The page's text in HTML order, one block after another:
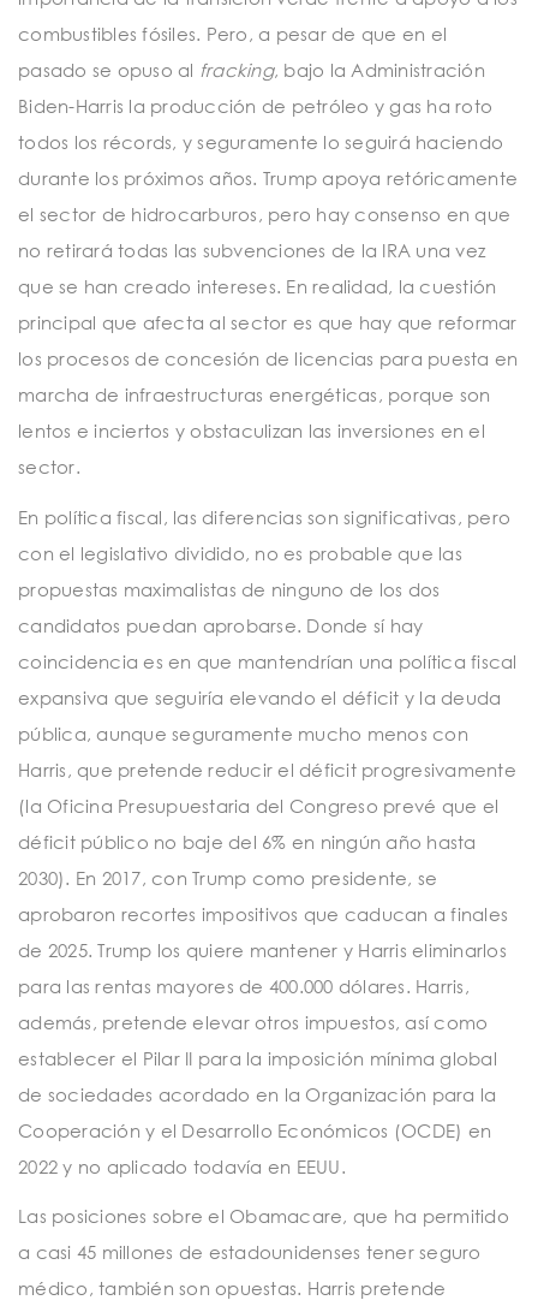
combustibles fósiles. Pero, a pesar de que en el
pasado se opuso al fracking, bajo la Administración
Biden-Harris la producción de petróleo y gas ha roto
todos los récords, y seguramente lo seguirá haciendo
durante los próximos años. Trump apoya retóricamente
el sector de hidrocarburos, pero hay consenso en que
no retirará todas las subvenciones de la IRA una vez
que se han creado intereses. En realidad, la cuestión
principal que afecta al sector es que hay que reformar
los procesos de concesión de licencias para puesta en
marcha de infraestructuras energéticas, porque son
lentos e inciertos y obstaculizan las inversiones en el
sector.
En política fiscal, las diferencias son significativas, pero
con el legislativo dividido, no es probable que las
propuestas maximalistas de ninguno de los dos
candidatos puedan aprobarse. Donde sí hay
coincidencia es en que mantendrían una política fiscal
expansiva que seguiría elevando el déficit y la deuda
pública, aunque seguramente mucho menos con
Harris, que pretende reducir el déficit progresivamente
(la Oficina Presupuestaria del Congreso prevé que el
déficit público no baje del 6% en ningún año hasta
2030). En 2017, con Trump como presidente, se
aprobaron recortes impositivos que caducan a finales
de 2025. Trump los quiere mantener y Harris eliminarlos
para las rentas mayores de 400.000 dólares. Harris,
además, pretende elevar otros impuestos, así como
establecer el Pilar II para la imposición mínima global
de sociedades acordado en la Organización para la
Cooperación y el Desarrollo Económicos (OCDE) en
2022 y no aplicado todavía en EEUU.
Las posiciones sobre el Obamacare, que ha permitido
a casi 45 millones de estadounidenses tener seguro
médico, también son opuestas. Harris pretende